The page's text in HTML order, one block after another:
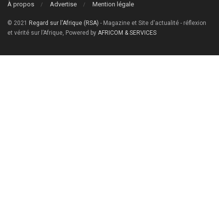
À propos Advertise Mention légale
© 2021 Regard sur l'Afrique (RSA) - Magazine et Site d'actualité - réflexion
et vérité sur l’Afrique, Powered by AFRICOM & SERVICES